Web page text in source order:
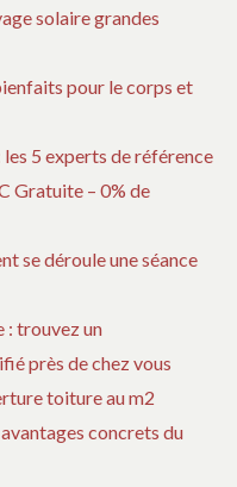
solaire grandes
pour le corps et
5 experts de référence
Gratuite – 0% de
se déroule une séance
: trouvez un
près de chez vous
toiture au m2
concrets du